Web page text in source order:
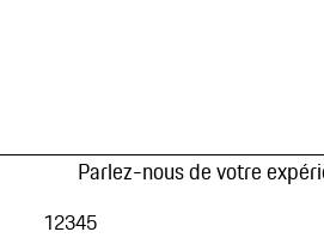
Parlez-nous de votre
12345